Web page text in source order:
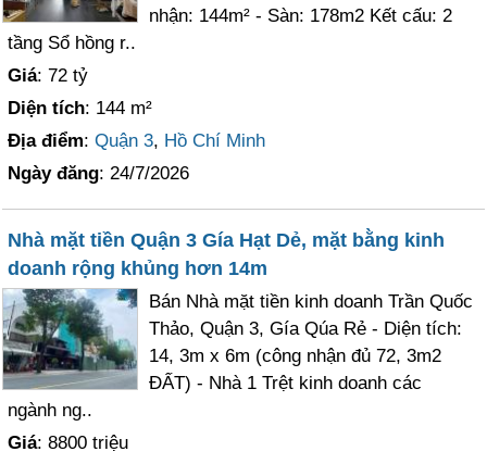
nhận: 144m² - Sàn: 178m2 Kết cấu: 2
tầng Sổ hồng r..
Giá: 72 tỷ
Diện tích: 144 m²
Địa điểm:Quận 3, Hồ Chí Minh
Ngày đăng: 24/7/2026
Nhà mặt tiền Quận 3 Gía Hạt Dẻ, mặt bằng kinh
doanh rộng khủng hơn 14m
Bán Nhà mặt tiền kinh doanh Trần Quốc
Thảo, Quận 3, Gía Qúa Rẻ - Diện tích:
14, 3m x 6m (công nhận đủ 72, 3m2
ĐẤT) - Nhà 1 Trệt kinh doanh các
ngành ng..
Giá: 8800 triệu